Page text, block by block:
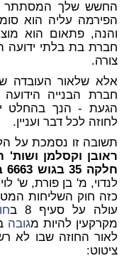
החשש שלך המסתתר
הפירמה עליה הוא
והנה, פתאום הוא
חברת בת בלתי ידועה
צורה.
אלא שלאור העובדה
חברת הבנייה הידועה
הגעת - הנך בהחלט
לחוזה לכל דבר ועניין.
תשובה זו נסמכת על
ראובן וקסלמן
חלקה 35 בגוש 6663 בע"מ
לנדוי, מ' בן פורת, ש'
כזה חוק השליחות
עולה על סעיף 8 ב
מקרקעין להיות מגובה
לאור החוזה שבו לא
ציטוט: